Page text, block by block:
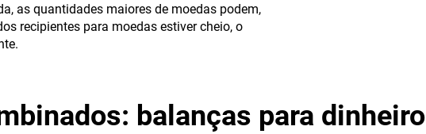
as quantidades maiores de moedas podem,
recipientes para moedas estiver cheio, o
balanças para dinheiro